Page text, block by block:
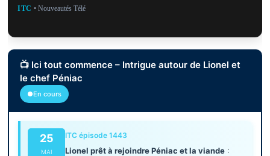
ITC • Nouveautés Télé
📺 Ici tout commence – Intrigue autour de Lionel et
le chef Péniac
●En cours
25
MAI
ITC épisode 1443
Lionel prêt à rejoindre Péniac et la viande :